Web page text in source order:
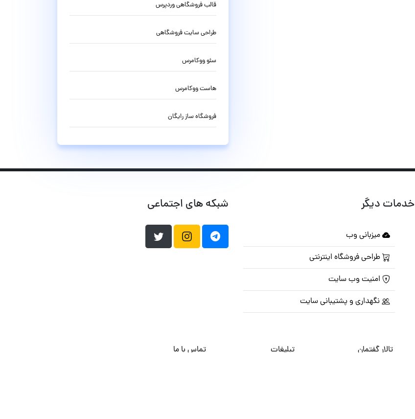
قالب فروشگاهی وردپرس
طراحی سایت فروشگاهی
سئو ووکامرس
هاست ووکامرس
فروشگاه ساز رایگان
خدمات دیگر
میزبانی وب
طراحی فروشگاه اینترنتی
امنیت وب سایت
نگهداری و پشتیبانی سایت
شبکه های اجتماعی
تالار گفتمان تبلیغات تماس با ما